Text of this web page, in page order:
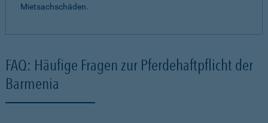
Mietsachschäden.
FAQ: Häufige Fragen zur Pferdehaftpflicht der
Barmenia